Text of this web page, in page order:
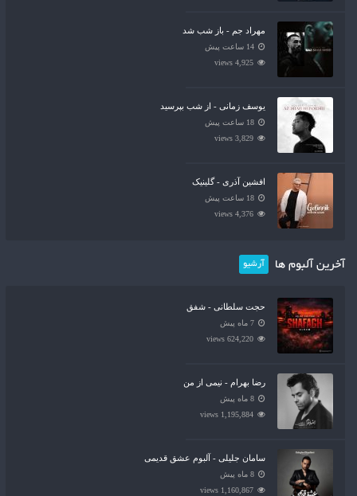
مهراد جم - باز شب شد
14 ساعت پیش
4,925 views
یوسف زمانی - از شب بپرسید
18 ساعت پیش
3,829 views
افشین آذری - گلینیک
18 ساعت پیش
4,376 views
آخرین آلبوم ها آرشیو
حجت سلطانی - شفق
7 ماه پیش
624,220 views
رضا بهرام - نیمی از من
8 ماه پیش
1,195,884 views
سامان جلیلی - آلبوم عشق قدیمی
8 ماه پیش
1,160,867 views